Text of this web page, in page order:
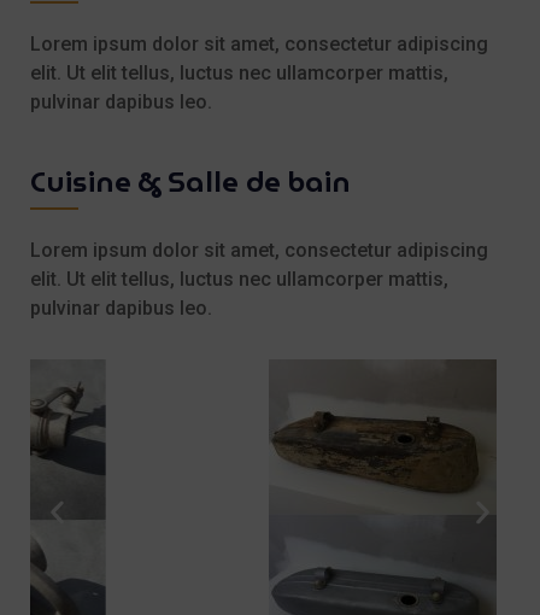
Lorem ipsum dolor sit amet, consectetur adipiscing
elit. Ut elit tellus, luctus nec ullamcorper mattis,
pulvinar dapibus leo.
Cuisine & Salle de bain
Lorem ipsum dolor sit amet, consectetur adipiscing
elit. Ut elit tellus, luctus nec ullamcorper mattis,
pulvinar dapibus leo.